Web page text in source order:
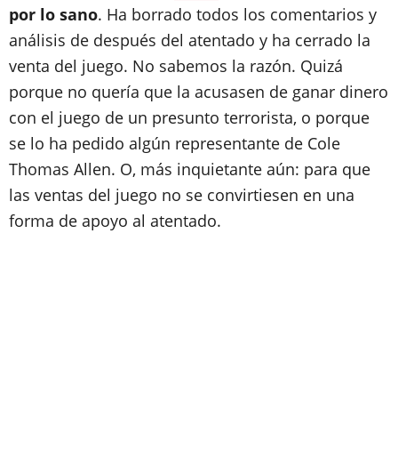
por lo sano. Ha borrado todos los comentarios y
análisis de después del atentado y ha cerrado la
venta del juego. No sabemos la razón. Quizá
porque no quería que la acusasen de ganar dinero
con el juego de un presunto terrorista, o porque
se lo ha pedido algún representante de Cole
Thomas Allen. O, más inquietante aún: para que
las ventas del juego no se convirtiesen en una
forma de apoyo al atentado.